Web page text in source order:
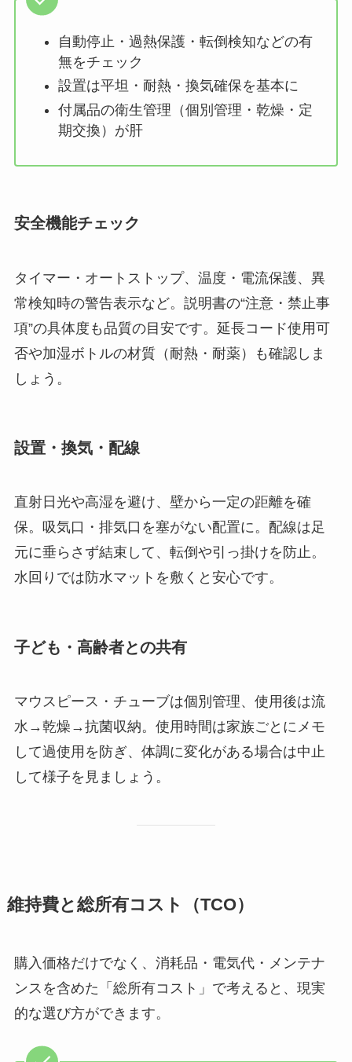
自動停止・過熱保護・転倒検知などの有
無をチェック
設置は平坦・耐熱・換気確保を基本に
付属品の衛生管理（個別管理・乾燥・定
期交換）が肝
安全機能チェック
タイマー・オートストップ、温度・電流保護、異
常検知時の警告表示など。説明書の“注意・禁止事
項”の具体度も品質の目安です。延長コード使用可
否や加湿ボトルの材質（耐熱・耐薬）も確認しま
しょう。
設置・換気・配線
直射日光や高湿を避け、壁から一定の距離を確
保。吸気口・排気口を塞がない配置に。配線は足
元に垂らさず結束して、転倒や引っ掛けを防止。
水回りでは防水マットを敷くと安心です。
子ども・高齢者との共有
マウスピース・チューブは個別管理、使用後は流
水→乾燥→抗菌収納。使用時間は家族ごとにメモ
して過使用を防ぎ、体調に変化がある場合は中止
して様子を見ましょう。
維持費と総所有コスト（TCO）
購入価格だけでなく、消耗品・電気代・メンテナ
ンスを含めた「総所有コスト」で考えると、現実
的な選び方ができます。